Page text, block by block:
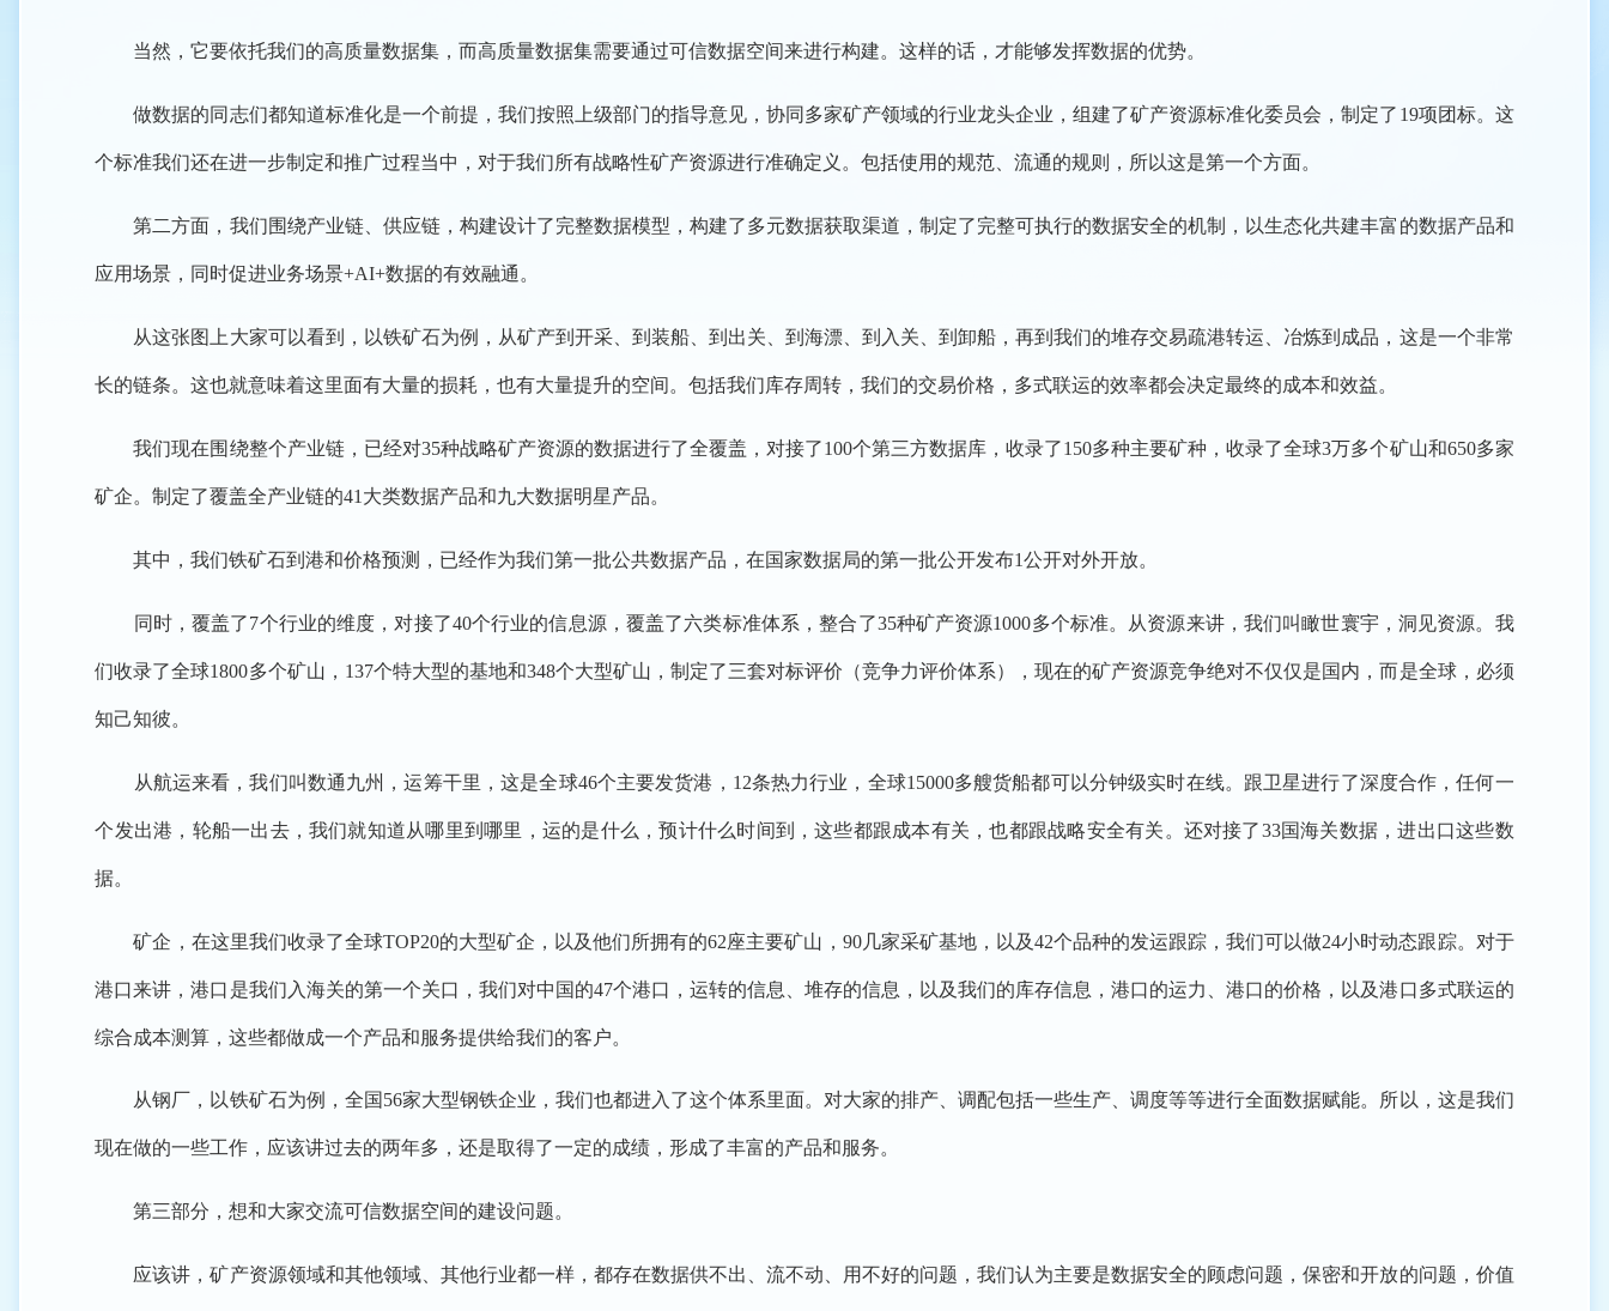
当然，它要依托我们的高质量数据集，而高质量数据集需要通过可信数据空间来进行构建。这样的话，才能够发挥数据的优势。
做数据的同志们都知道标准化是一个前提，我们按照上级部门的指导意见，协同多家矿产领域的行业龙头企业，组建了矿产资源标准化委员会，制定了19项团标。这
个标准我们还在进一步制定和推广过程当中，对于我们所有战略性矿产资源进行准确定义。包括使用的规范、流通的规则，所以这是第一个方面。
第二方面，我们围绕产业链、供应链，构建设计了完整数据模型，构建了多元数据获取渠道，制定了完整可执行的数据安全的机制，以生态化共建丰富的数据产品和
应用场景，同时促进业务场景+AI+数据的有效融通。
从这张图上大家可以看到，以铁矿石为例，从矿产到开采、到装船、到出关、到海漂、到入关、到卸船，再到我们的堆存交易疏港转运、冶炼到成品，这是一个非常
长的链条。这也就意味着这里面有大量的损耗，也有大量提升的空间。包括我们库存周转，我们的交易价格，多式联运的效率都会决定最终的成本和效益。
我们现在围绕整个产业链，已经对35种战略矿产资源的数据进行了全覆盖，对接了100个第三方数据库，收录了150多种主要矿种，收录了全球3万多个矿山和650多家
矿企。制定了覆盖全产业链的41大类数据产品和九大数据明星产品。
其中，我们铁矿石到港和价格预测，已经作为我们第一批公共数据产品，在国家数据局的第一批公开发布1公开对外开放。
同时，覆盖了7个行业的维度，对接了40个行业的信息源，覆盖了六类标准体系，整合了35种矿产资源1000多个标准。从资源来讲，我们叫瞰世寰宇，洞见资源。我
们收录了全球1800多个矿山，137个特大型的基地和348个大型矿山，制定了三套对标评价（竞争力评价体系），现在的矿产资源竞争绝对不仅仅是国内，而是全球，必须
知己知彼。
从航运来看，我们叫数通九州，运筹干里，这是全球46个主要发货港，12条热力行业，全球15000多艘货船都可以分钟级实时在线。跟卫星进行了深度合作，任何一
个发出港，轮船一出去，我们就知道从哪里到哪里，运的是什么，预计什么时间到，这些都跟成本有关，也都跟战略安全有关。还对接了33国海关数据，进出口这些数
据。
矿企，在这里我们收录了全球TOP20的大型矿企，以及他们所拥有的62座主要矿山，90几家采矿基地，以及42个品种的发运跟踪，我们可以做24小时动态跟踪。对于
港口来讲，港口是我们入海关的第一个关口，我们对中国的47个港口，运转的信息、堆存的信息，以及我们的库存信息，港口的运力、港口的价格，以及港口多式联运的
综合成本测算，这些都做成一个产品和服务提供给我们的客户。
从钢厂，以铁矿石为例，全国56家大型钢铁企业，我们也都进入了这个体系里面。对大家的排产、调配包括一些生产、调度等等进行全面数据赋能。所以，这是我们
现在做的一些工作，应该讲过去的两年多，还是取得了一定的成绩，形成了丰富的产品和服务。
第三部分，想和大家交流可信数据空间的建设问题。
应该讲，矿产资源领域和其他领域、其他行业都一样，都存在数据供不出、流不动、用不好的问题，我们认为主要是数据安全的顾虑问题，保密和开放的问题，价值